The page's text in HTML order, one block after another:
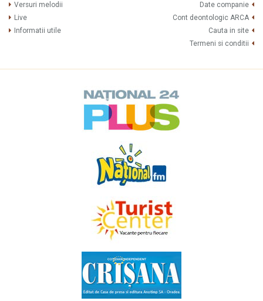
Versuri melodii
Live
Informatii utile
Date companie
Cont deontologic ARCA
Cauta in site
Termeni si conditii